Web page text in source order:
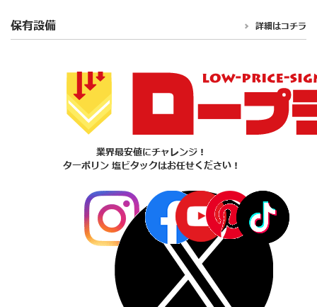
保有設備 詳細はコチラ
業界最安値にチャレンジ！
ターポリン 塩ビタックはお任せください！